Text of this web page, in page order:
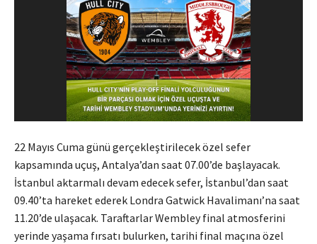
22 Mayıs Cuma günü gerçekleştirilecek özel sefer
kapsamında uçuş, Antalya’dan saat 07.00’de başlayacak.
İstanbul aktarmalı devam edecek sefer, İstanbul’dan saat
09.40’ta hareket ederek Londra Gatwick Havalimanı’na saat
11.20’de ulaşacak. Taraftarlar Wembley final atmosferini
yerinde yaşama fırsatı bulurken, tarihi final maçına özel